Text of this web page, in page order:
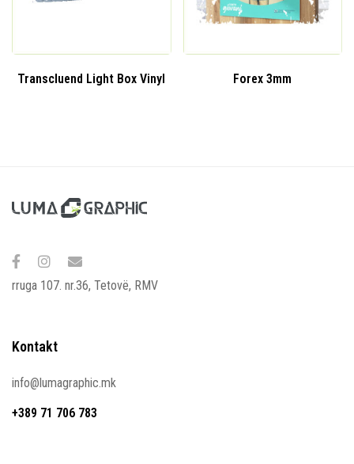
Transcluend Light Box Vinyl Forex 3mm
rruga 107. nr.36, Tetovë, RMV
Kontakt
info@lumagraphic.mk
+389 71 706 783